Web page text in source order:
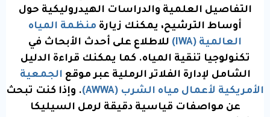
التفاصيل العلمية والدراسات الهيدروليكية حول
أوساط الترشيح، يمكنك زيارة منظمة المياه
العالمية (IWA)
للاطلاع على أحدث الأبحاث في
تكنولوجيا تنقية المياه. كما يمكنك قراءة الدليل
الشامل لإدارة الفلاتر الرملية عبر موقع الجمعية
الأمريكية لأعمال مياه الشرب (AWWA)
. وإذا كنت تبحث
عن مواصفات قياسية دقيقة لرمل السيليكا